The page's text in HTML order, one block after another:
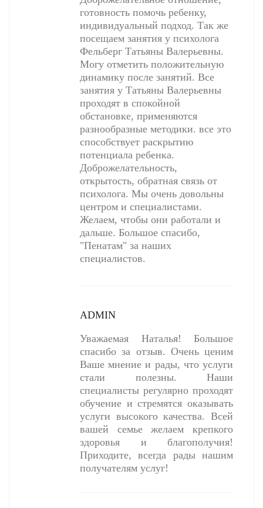
готовность помочь ребенку,
индивидуальный подход. Так же
посещаем занятия у психолога
Фельберг Татьяны Валерьевны.
Могу отметить положительную
динамику после занятий. Все
занятия у Татьяны Валерьевны
проходят в спокойной
обстановке, применяются
разнообразные методики. все это
способствует раскрытию
потенциала ребенка.
Доброжелательность,
открытость, обратная связь от
психолога. Мы очень довольны
центром и специалистами.
Желаем, чтобы они работали и
дальше. Большое спасибо,
"Пенатам" за наших
специалистов.
ADMIN
Уважаемая Наталья! Большое
спасибо за отзыв. Очень ценим
Ваше мнение и рады, что услуги
стали полезны. Наши
специалисты регулярно проходят
обучение и стремятся оказывать
услуги высокого качества. Всей
вашей семье желаем крепкого
здоровья и благополучия!
Приходите, всегда рады нашим
получателям услуг!